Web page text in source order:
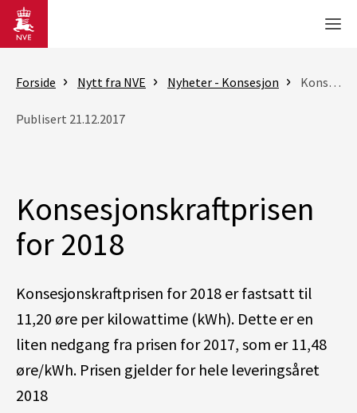
Gå til hovedinnhold
Forside Nytt fra NVE Nyheter - Konsesjon Konsesjonskraftprisen for 2018
Publisert 21.12.2017
Konsesjonskraftprisen
for 2018
Konsesjonskraftprisen for 2018 er fastsatt til
11,20 øre per kilowattime (kWh). Dette er en
liten nedgang fra prisen for 2017, som er 11,48
øre/kWh. Prisen gjelder for hele leveringsåret
2018